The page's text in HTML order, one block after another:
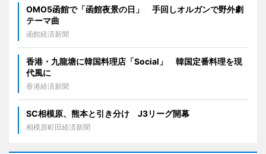
OMO5函館で「函館夜景の日」 手回しオルガンで野外劇
テーマ曲
函館経済新聞
香港・九龍塘に韓国料理店「Social」 韓国定番料理を現
代風に
香港経済新聞
SC相模原、熊本と引き分け J3リーグ開幕
相模原町田経済新聞